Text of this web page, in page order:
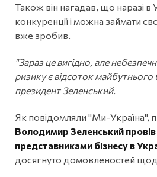
Також він нагадав, що наразі в
конкуренції і можна займати
вже зробив.
"Зараз це вигідно, але
ризику є відсоток майбутнього
президент Зеленський.
Як повідомляли "Ми-Україна",
Володимир Зеленський
представниками бізнесу в
досягнуто домовленостей